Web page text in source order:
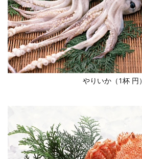
やりいか（1杯 円）